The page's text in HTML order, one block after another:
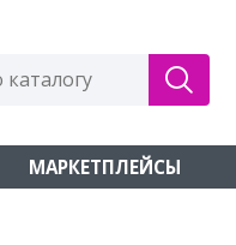
МАРКЕТПЛЕЙСЫ